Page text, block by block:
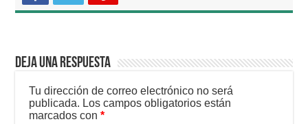
Deja una respuesta
Tu dirección de correo electrónico no será
publicada. Los campos obligatorios están
marcados con*